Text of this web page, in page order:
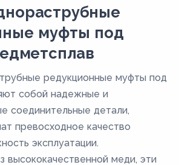
муфты под
редукционные муфты под
собой надежные и
соединительные детали,
превосходное качество
эксплуатации.
высококачественной меди, эти